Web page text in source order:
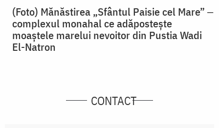
(Foto) Mănăstirea „Sfântul Paisie cel Mare” ‒
complexul monahal ce adăpostește
moaștele marelui nevoitor din Pustia Wadi
El-Natron
CONTACT